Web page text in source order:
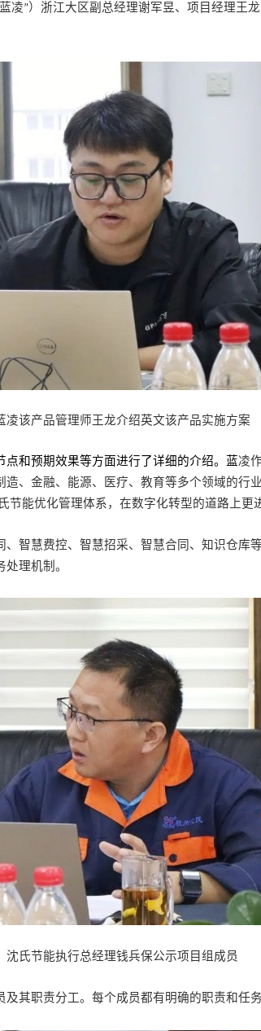
凌”）浙江大区 副 总经理谢军昱、项目经理王
凌该产品管理师王龙介绍英文该产品实施方案
点和预期效果等方面进行了详细的介绍。 蓝凌
、金融、能源、医疗、教育等多个领域的行
节能优化管理体系， 在数字化转型的道路上更
智慧费控、智慧招采、智慧合同、知识仓库
处理机制。
沈氏节能执行总经理钱兵保公示项目组成员
及其职责分工。每个成员都有明确的职责和任